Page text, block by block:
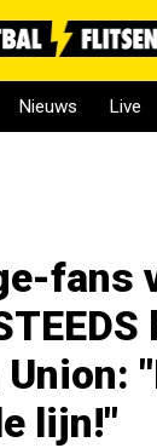
Nieuws Live
fans
lijn!"